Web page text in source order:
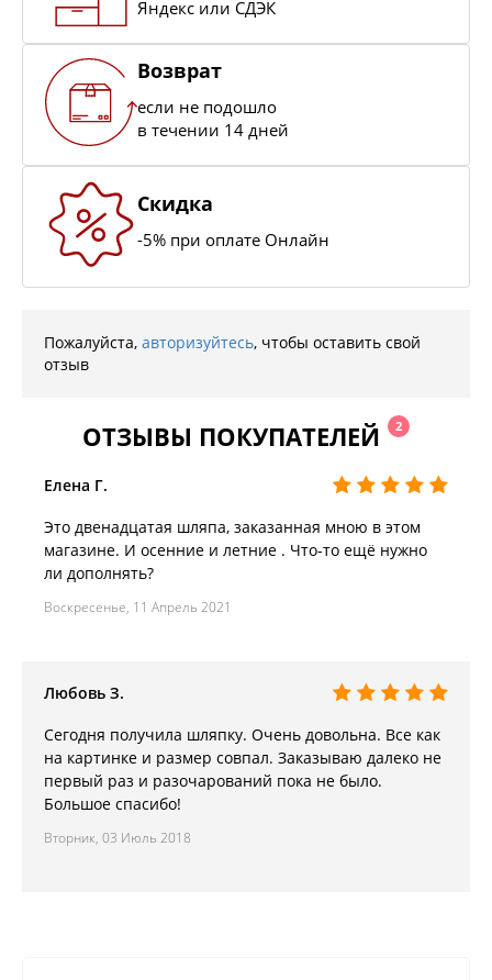
Яндекс или СДЭК
Возврат
если не подошло
в течении 14 дней
Скидка
-5% при оплате Онлайн
Пожалуйста, авторизуйтесь, чтобы оставить свой
отзыв
ОТЗЫВЫ ПОКУПАТЕЛЕЙ 2
Елена Г.
Это двенадцатая шляпа, заказанная мною в этом
магазине. И осенние и летние . Что-то ещё нужно
ли дополнять?
Воскресенье, 11 Апрель 2021
Любовь З.
Сегодня получила шляпку. Очень довольна. Все как
на картинке и размер совпал. Заказываю далеко не
первый раз и разочарований пока не было.
Большое спасибо!
Вторник, 03 Июль 2018